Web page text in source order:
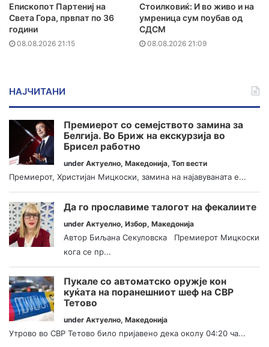
Епископот Партениј на
Света Гора, првпат по 36
години
08.08.2026 21:15
Стоилковиќ: И во живо и на
умреница сум поубав од
СДСМ
08.08.2026 21:09
НАЈЧИТАНИ
Премиерот со семејството замина за
Белгија. Во Бриж на екскурзија во
Брисел работно
under Актуелно, Македонија, Топ вести
Премиерот, Христијан Мицкоски, замина на најавуваната е...
Да го прославиме талогот на фекалиите
under Актуелно, Избор, Македонија
Автор Биљана Секуловска Премиерот Мицкоски
кога се пр...
Пукале со автоматско оружје кон
куќата на поранешниот шеф на СВР
Тетово
under Актуелно, Македонија
Утрово во СВР Тетово било пријавено дека околу 04:20 ча...